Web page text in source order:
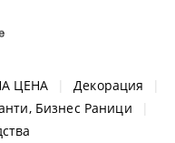
ЦЕНА Декорация
Бизнес Раници